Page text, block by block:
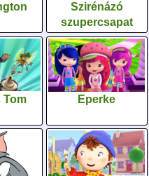
Szirénázó
szupercsapat
Tom Eperke